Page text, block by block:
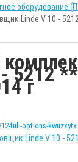
оборудование
Linde V 10 -
5212
г
full-options-kwuzxytx